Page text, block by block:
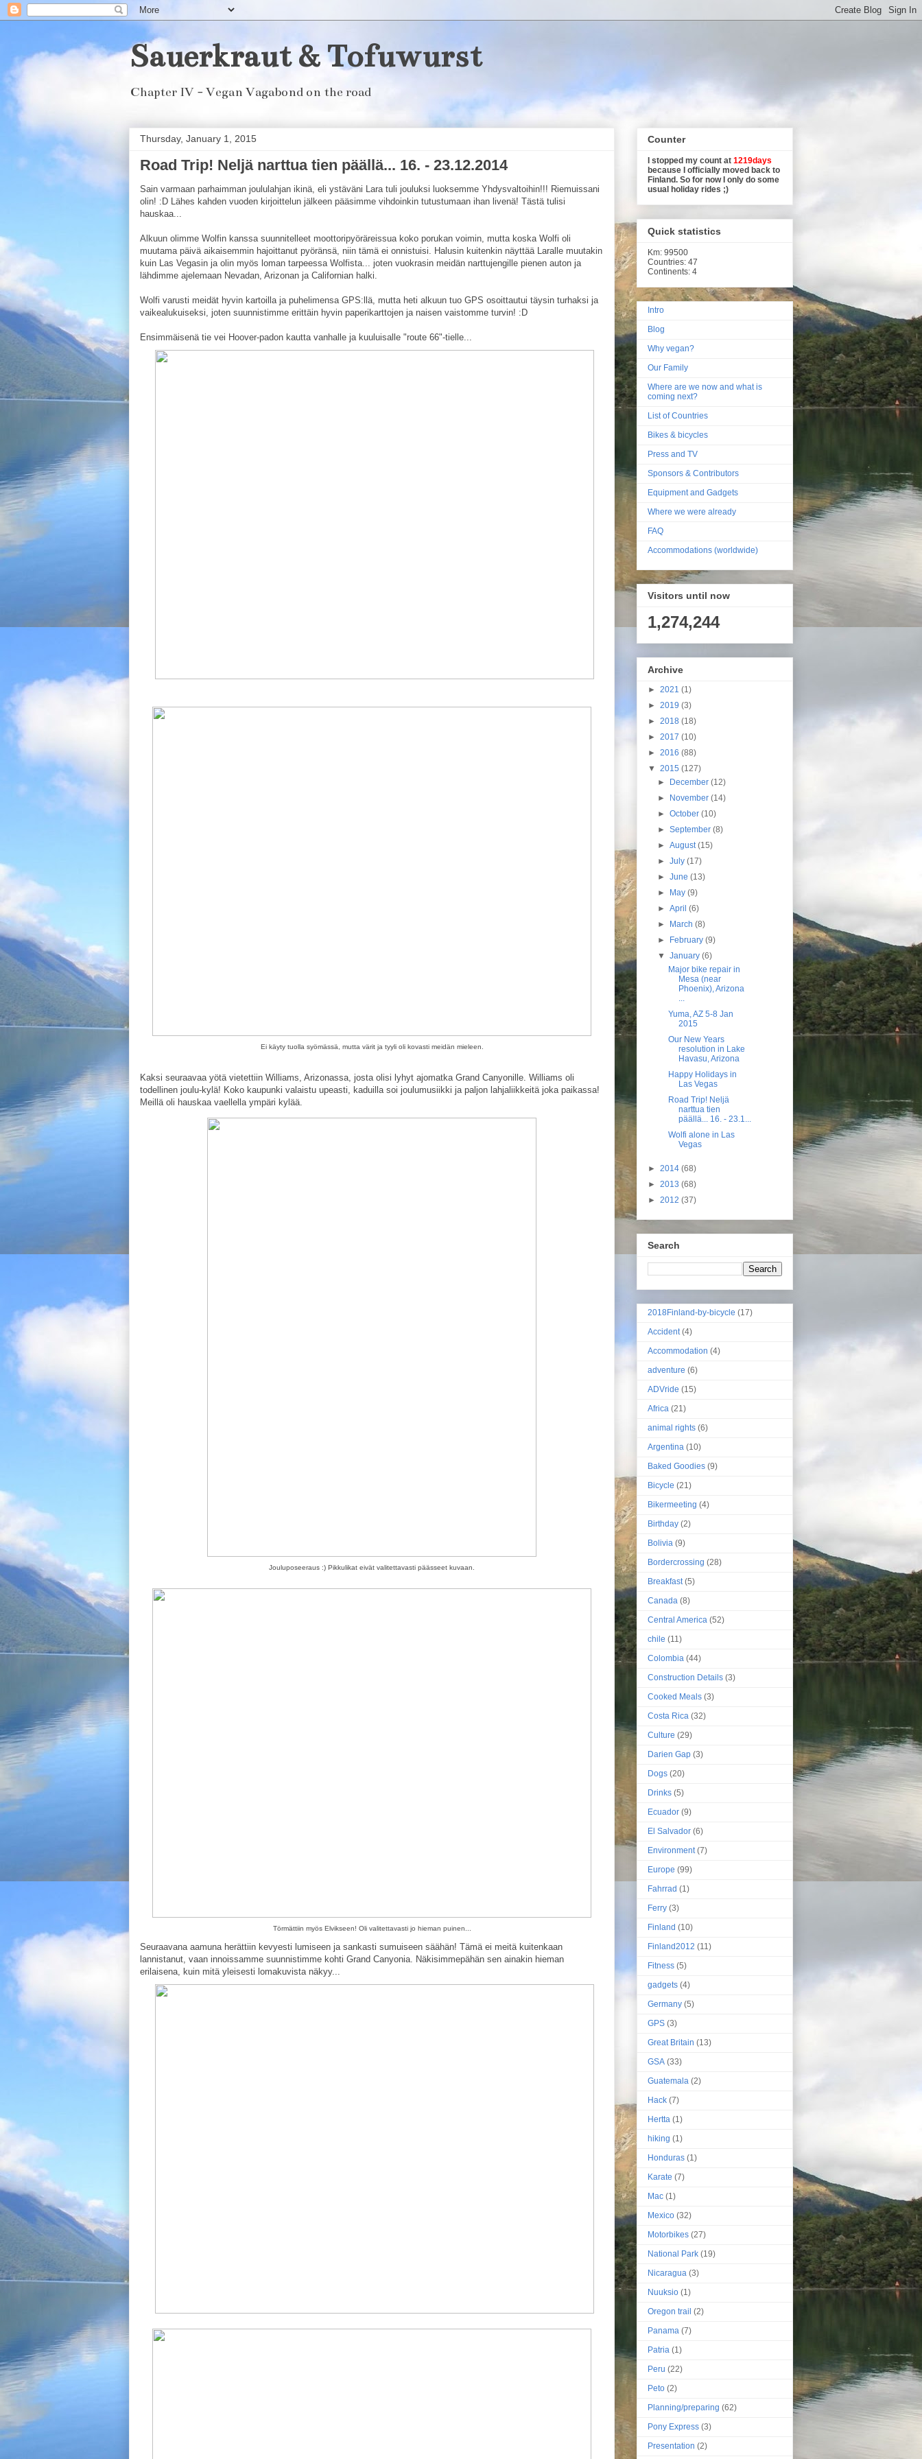
Sauerkraut & Tofuwurst
Chapter IV - Vegan Vagabond on the road
Thursday, January 1, 2015
Road Trip! Neljä narttua tien päällä... 16. - 23.12.2014
Sain varmaan parhaimman joululahjan ikinä, eli ystäväni Lara tuli jouluksi luoksemme Yhdysvaltoihin!!! Riemuissani
olin! :D Lähes kahden vuoden kirjoittelun jälkeen pääsimme vihdoinkin tutustumaan ihan livenä! Tästä tulisi
hauskaa...
Alkuun olimme Wolfin kanssa suunnitelleet moottoripyöräreissua koko porukan voimin, mutta koska Wolfi oli
muutama päivä aikaisemmin hajoittanut pyöränsä, niin tämä ei onnistuisi. Halusin kuitenkin näyttää Laralle muutakin
kuin Las Vegasin ja olin myös loman tarpeessa Wolfista... joten vuokrasin meidän narttujengille pienen auton ja
lähdimme ajelemaan Nevadan, Arizonan ja Californian halki.
Wolfi varusti meidät hyvin kartoilla ja puhelimensa GPS:llä, mutta heti alkuun tuo GPS osoittautui täysin turhaksi ja
vaikealukuiseksi, joten suunnistimme erittäin hyvin paperikarttojen ja naisen vaistomme turvin! :D
Ensimmäisenä tie vei Hoover-padon kautta vanhalle ja kuuluisalle "route 66"-tielle...
Ei käyty tuolla syömässä, mutta värit ja tyyli oli kovasti meidän mieleen.
Kaksi seuraavaa yötä vietettiin Williams, Arizonassa, josta olisi lyhyt ajomatka Grand Canyonille. Williams oli
todellinen joulu-kylä! Koko kaupunki valaistu upeasti, kaduilla soi joulumusiikki ja paljon lahjaliikkeitä joka paikassa!
Meillä oli hauskaa vaellella ympäri kylää.
Jouluposeeraus :) Pikkulikat eivät valitettavasti päässeet kuvaan.
Törmättiin myös Elvikseen! Oli valitettavasti jo hieman puinen...
Seuraavana aamuna herättiin kevyesti lumiseen ja sankasti sumuiseen säähän! Tämä ei meitä kuitenkaan
lannistanut, vaan innoissamme suunnistimme kohti Grand Canyonia. Näkisimmepähän sen ainakin hieman
erilaisena, kuin mitä yleisesti lomakuvista näkyy...
Counter
I stopped my count at 1219days
because I officially moved back to
Finland. So for now I only do some
usual holiday rides ;)
Quick statistics
Km: 99500
Countries: 47
Continents: 4
Intro
Blog
Why vegan?
Our Family
Where are we now and what is
coming next?
List of Countries
Bikes & bicycles
Press and TV
Sponsors & Contributors
Equipment and Gadgets
Where we were already
FAQ
Accommodations (worldwide)
Visitors until now
1,274,244
Archive
► 2021 (1)
► 2019 (3)
► 2018 (18)
► 2017 (10)
► 2016 (88)
▼ 2015 (127)
► December(12)
► November(14)
►October(10)
►September(8)
►August(15)
►July(17)
►June(13)
► May(9)
►April(6)
► March(8)
► February(9)
▼January(6)
Major bike repair in
Mesa (near
Phoenix), Arizona
Yuma, AZ 5-8 Jan
2015
Our New Years
resolution in Lake
Havasu, Arizona
Happy Holidays in
Las Vegas
Road Trip! Neljä
narttua tien
päällä... 16. - 23.1...
Wolfi alone in Las
Vegas
► 2014 (68)
► 2013 (68)
► 2012 (37)
Search
2018Finland-by-bicycle (17)
Accident (4)
Accommodation (4)
adventure (6)
ADVride (15)
Africa (21)
animal rights (6)
Argentina (10)
Baked Goodies (9)
Bicycle (21)
Bikermeeting (4)
Birthday (2)
Bolivia (9)
Bordercrossing (28)
Breakfast (5)
Canada (8)
Central America (52)
chile (11)
Colombia (44)
Construction Details (3)
Cooked Meals (3)
Costa Rica (32)
Culture (29)
Darien Gap (3)
Dogs (20)
Drinks (5)
Ecuador (9)
El Salvador (6)
Environment (7)
Europe (99)
Fahrrad (1)
Ferry (3)
Finland (10)
Finland2012 (11)
Fitness (5)
gadgets (4)
Germany (5)
GPS (3)
Great Britain (13)
GSA (33)
Guatemala (2)
Hack (7)
Hertta (1)
hiking (1)
Honduras (1)
Karate (7)
Mac (1)
Mexico (32)
Motorbikes (27)
National Park (19)
Nicaragua (3)
Nuuksio (1)
Oregon trail (2)
Panama (7)
Patria (1)
Peru (22)
Peto (2)
Planning/preparing (62)
Pony Express (3)
Presentation (2)